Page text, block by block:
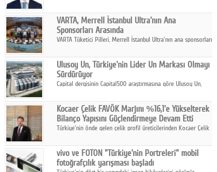
yılının ilk yarısında güçlü finansal performansını korudu.
VARTA, Merrell İstanbul Ultra'nın Ana
Sponsorları Arasında
VARTA Tüketici Pilleri, Merrell İstanbul Ultra'nın ana sponsorları
enerjisine güç katıyor.
Ulusoy Un, Türkiye'nin Lider Un Markası Olmayı
Sürdürüyor
Capital dergisinin Capital500 araştırmasına göre Ulusoy Un,
hasılatıyla Türkiye'nin en büyük 83. firması oldu.
Kocaer Çelik FAVÖK Marjını %16,1'e Yükselterek
Bilanço Yapısını Güçlendirmeye Devam Etti
Türkiye'nin önde gelen çelik profil üreticilerinden Kocaer Çelik
Çelik FAVÖK Marjını %16,1'e yükseltti.
vivo ve FOTON "Türkiye'nin Portreleri" mobil
fotoğrafçılık yarışması başladı